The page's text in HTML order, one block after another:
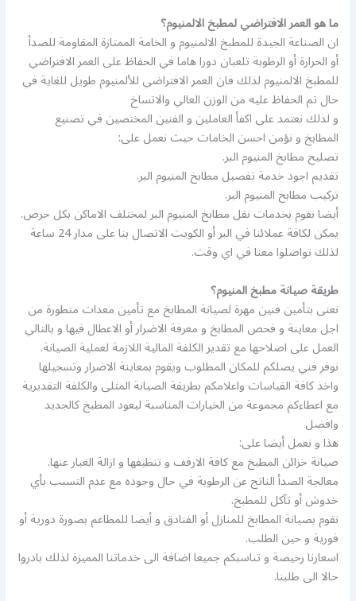
ما هو العمر الافتراضي لمطبخ الالمنيوم؟
ان الصناعة الجيدة للمطبخ الالمنيوم و الخامة الممتازة المقاومة للصدأ
أو الحرارة أو الرطوبة تلعبان دورا هاما في الحفاظ على العمر الافتراضي
للمطبخ الالمنيوم لذلك فان العمر الافتراضي للألمنيوم طويل للغاية في
حال تم الحفاظ عليه من الوزن العالي والاتساخ
و لذلك نعتمد على اكفأ العاملين و الفنين المختصين في تصنيع
المطابخ و نؤمن احسن الخامات حيث نعمل على:
تصليح مطابخ المنيوم البر.
تقديم اجود خدمة تفصيل مطابخ المنيوم البر.
تركيب مطابخ المنيوم البر.
أيضا نقوم بخدمات نقل مطابخ المنيوم البر لمختلف الاماكن بكل حرص.
يمكن لكافة عملائنا في البر أو الكويت الاتصال بنا على مدار 24 ساعة
لذلك تواصلوا معنا في اي وقت.
طريقة صيانة مطبخ المنيوم؟
نعنى بتأمين فنين مهرة لصيانة المطابخ مع تأمين معدات متطورة من
اجل معاينة و فحص المطابخ و معرفة الاضرار أو الاعطال فيها و بالتالي
العمل على اصلاحها مع تقدير الكلفة المالية اللازمة لعملية الصيانة.
نوفر فني يصلكم للمكان المطلوب ويقوم بمعاينة الاضرار وتسجيلها
واخذ كافة القياسات واعلامكم بطريقة الصيانة المثلى والكلفة التقديرية
مع اعطاءكم مجموعة من الخيارات المناسبة ليعود المطبخ كالجديد
وافضل
هذا و نعمل أيضا على:
صيانة خزائن المطبخ مع كافة الارفف و تنظيفها و ازالة الغبار عنها.
معالجة الصدأ الناتج عن الرطوبة في حال وجوده مع عدم التسبب بأي
خدوش أو تآكل للمطبخ.
نقوم بصيانة المطابخ للمنازل أو الفنادق و أيضا للمطاعم بصورة دورية أو
فورية و حين الطلب.
اسعارنا رخيصة و تناسبكم جميعا اضافة الى خدماتنا المميزة لذلك بادروا
حالا الى طلبنا.